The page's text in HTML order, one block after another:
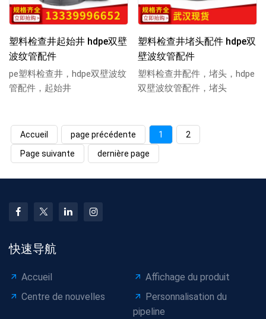
塑料检查井起始井 hdpe双壁
波纹管配件
pe塑料检查井，hdpe双壁波纹
管配件，起始井
塑料检查井堵头配件 hdpe双
壁波纹管配件
塑料检查井配件，堵头，hdpe
双壁波纹管配件，堵头
Accueil page précédente 1
2
Page suivante
dernière page
快速导航
Accueil
Affichage du produit
Centre de nouvelles
Personnalisation du
pipeline